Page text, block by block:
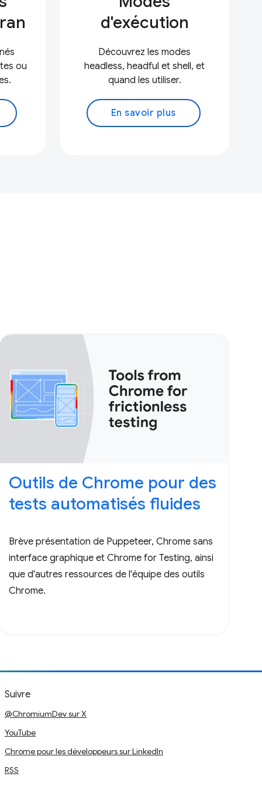
ou
d'exécution
Découvrez les modes
headless, headful et shell, et
quand les utiliser.
En savoir plus
Outils de Chrome pour des
tests automatisés fluides
Brève présentation de Puppeteer, Chrome sans
interface graphique et Chrome for Testing, ainsi
que d'autres ressources de l'équipe des outils
Chrome.
Suivre
@ChromiumDev sur X
YouTube
Chrome pour les développeurs sur LinkedIn
RSS